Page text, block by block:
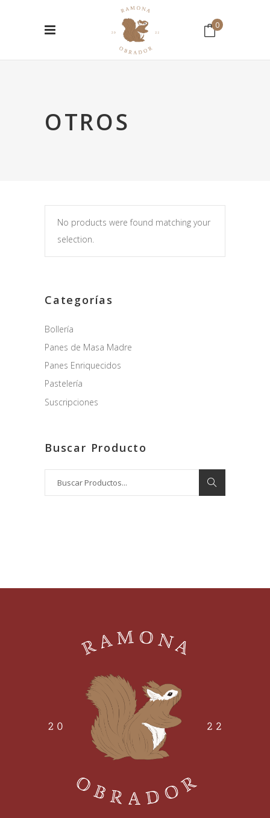
0
OTROS
No products were found matching your
selection.
Categorías
Bollería
Panes de Masa Madre
Panes Enriquecidos
Pastelería
Suscripciones
Buscar Producto